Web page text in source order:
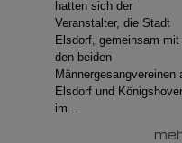
hatten sich der
Veranstalter, die Stadt
Elsdorf, gemeinsam mit
den beiden
Männergesangvereinen
Elsdorf und
im...